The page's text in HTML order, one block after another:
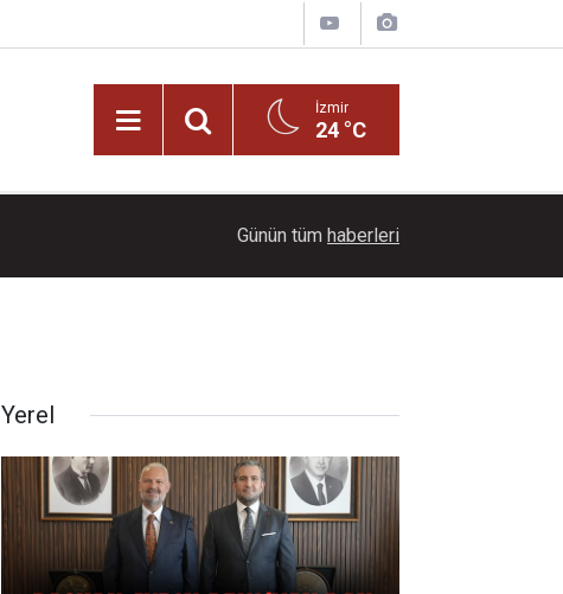
İzmir
24 °C
Ayçiçeği tarlaları ihtişamıyla görenleri büyüledi!
Günün tüm haberleri
Yerel